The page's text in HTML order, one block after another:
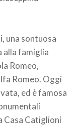
una sontuosa
alla famiglia
Romeo,
Romeo. Oggi
ed è famosa
Casa Catiglioni